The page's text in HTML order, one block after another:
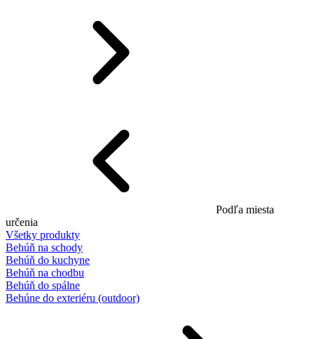
Podľa miesta
určenia
Všetky produkty
Behúň na schody
Behúň do kuchyne
Behúň na chodbu
Behúň do spálne
Behúne do exteriéru (outdoor)